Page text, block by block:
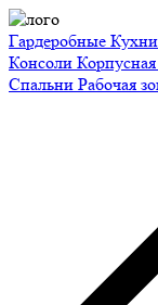
Гардеробные Кухни
Консоли
Спальни Рабочая